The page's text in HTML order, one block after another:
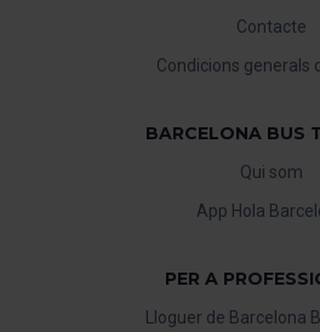
Contacte
Condicions generals
BARCELONA BUS
Qui som
App Hola
PER A
Lloguer de Barcelona